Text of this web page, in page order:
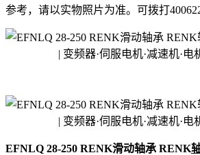
参考，请以实物照片为准。可拨打
EFNLQ 28-250 RENK滑动轴承 RENK